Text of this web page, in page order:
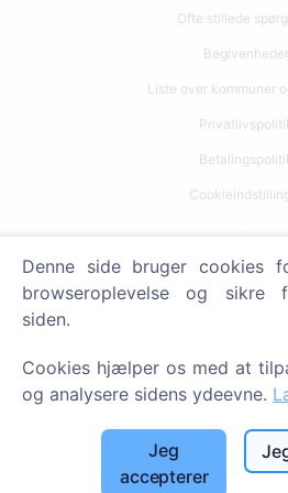
Ofte stillede
Begivenheder
Liste over kommuner
Søg
Søg efter
Tjenester
Kontakt
SIA "CEMETY",
Denne side bruger cookies
browseroplevelse og sikre
siden.
Cookies hjælper os med at
og analysere sidens ydeevne.
Jeg
accepterer